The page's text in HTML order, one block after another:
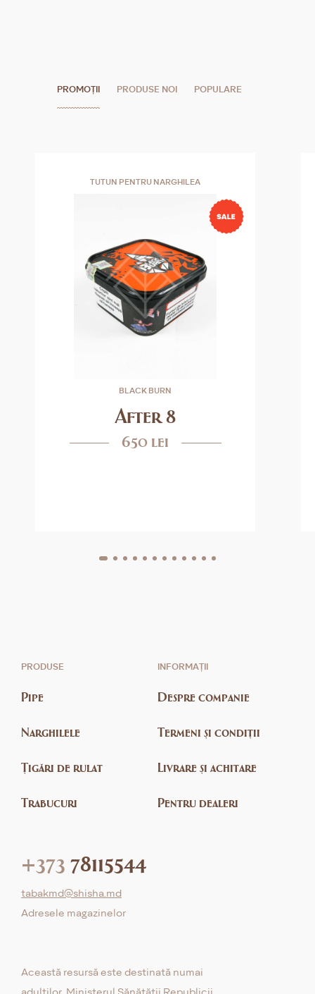
PROMOȚII PRODUSE NOI POPULARE
TUTUN PENTRU NARGHILEA
BLACK BURN
After 8
650 lei
PRODUSE
Pipe
Narghilele
Țigări de rulat
Trabucuri
INFORMAȚII
Despre companie
Termeni și condiții
Livrare și achitare
Pentru dealeri
+373 78115544
tabakmd@shisha.md
Adresele magazinelor
Această resursă este destinată numai